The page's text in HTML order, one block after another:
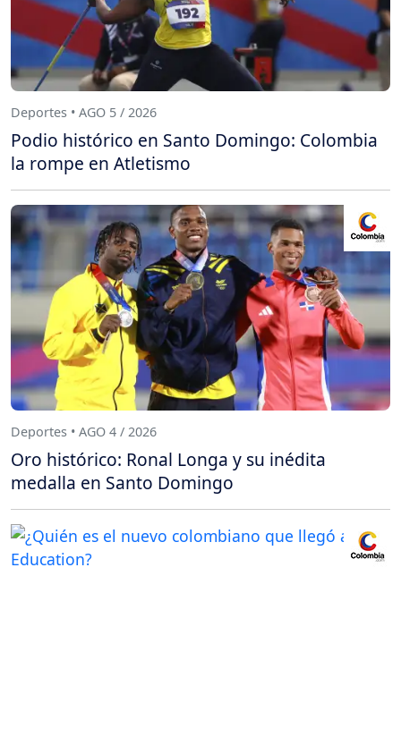
Deportes • AGO 5 / 2026
Podio histórico en Santo Domingo: Colombia
la rompe en Atletismo
Deportes • AGO 4 / 2026
Oro histórico: Ronal Longa y su inédita
medalla en Santo Domingo